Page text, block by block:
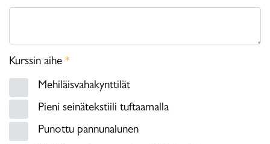
Kurssin aihe *
Mehiläisvahakynttilät
Pieni seinätekstiili tuftaamalla
Punottu pannunalunen